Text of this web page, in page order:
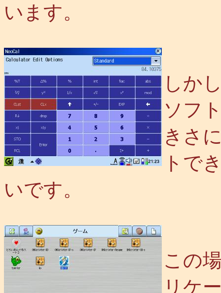
います。
しか
ソフ
きさ
トで
いです。
この
リケ